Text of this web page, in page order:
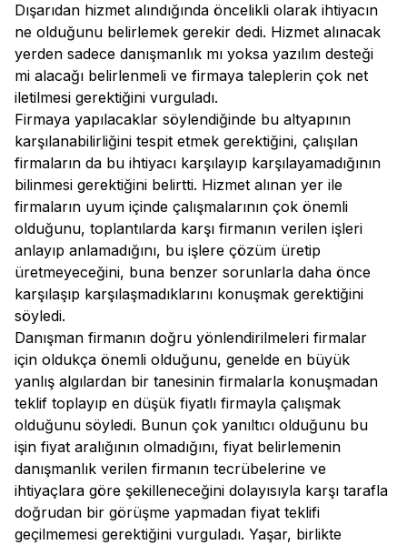
Dışarıdan hizmet alındığında öncelikli olarak ihtiyacın
ne olduğunu belirlemek gerekir dedi. Hizmet alınacak
yerden sadece danışmanlık mı yoksa yazılım desteği
mi alacağı belirlenmeli ve firmaya taleplerin çok net
iletilmesi gerektiğini vurguladı.
Firmaya yapılacaklar söylendiğinde bu altyapının
karşılanabilirliğini tespit etmek gerektiğini, çalışılan
firmaların da bu ihtiyacı karşılayıp karşılayamadığının
bilinmesi gerektiğini belirtti. Hizmet alınan yer ile
firmaların uyum içinde çalışmalarının çok önemli
olduğunu, toplantılarda karşı firmanın verilen işleri
anlayıp anlamadığını, bu işlere çözüm üretip
üretmeyeceğini, buna benzer sorunlarla daha önce
karşılaşıp karşılaşmadıklarını konuşmak gerektiğini
söyledi.
Danışman firmanın doğru yönlendirilmeleri firmalar
için oldukça önemli olduğunu, genelde en büyük
yanlış algılardan bir tanesinin firmalarla konuşmadan
teklif toplayıp en düşük fiyatlı firmayla çalışmak
olduğunu söyledi. Bunun çok yanıltıcı olduğunu bu
işin fiyat aralığının olmadığını, fiyat belirlemenin
danışmanlık verilen firmanın tecrübelerine ve
ihtiyaçlara göre şekilleneceğini dolayısıyla karşı tarafla
doğrudan bir görüşme yapmadan fiyat teklifi
geçilmemesi gerektiğini vurguladı. Yaşar, birlikte